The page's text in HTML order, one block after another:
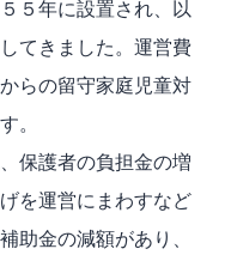
５年に設置され、以
てきました。運営費
らの留守家庭児童対
。
保護者の負担金の増
を運営にまわすなど
助金の減額があり、